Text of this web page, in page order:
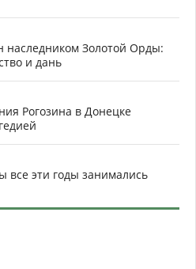
наследником Золотой Орды:
и дань
Рогозина в Донецке
эти годы занимались